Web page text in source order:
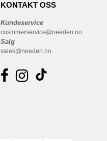
KONTAKT OSS
Kundeservice
customerservice@needen.no
Salg
sales@needen.no